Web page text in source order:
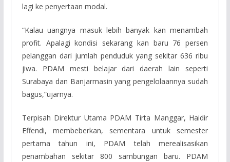
lagi ke penyertaan modal.
“Kalau uangnya masuk lebih banyak kan menambah
profit. Apalagi kondisi sekarang kan baru 76 persen
pelanggan dari jumlah penduduk yang sekitar 636 ribu
jiwa. PDAM mesti belajar dari daerah lain seperti
Surabaya dan Banjarmasin yang pengelolaannya sudah
bagus,”ujarnya.
Terpisah Direktur Utama PDAM Tirta Manggar, Haidir
Effendi, membeberkan, sementara untuk semester
pertama tahun ini, PDAM telah merealisasikan
penambahan sekitar 800 sambungan baru. PDAM